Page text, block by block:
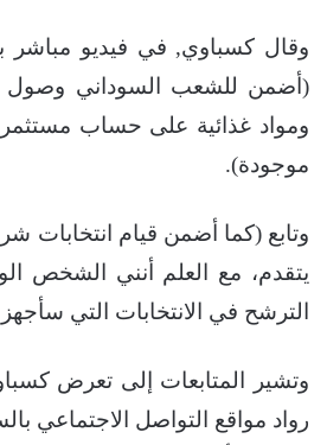
وقال كسباوي, في فيديو مباشر
(أضمن للشعب السوداني وصول
ومواد غذائية على حساب
موجودة).
وتابع (كما أضمن قيام انتخابات
يتقدم، مع العلم أنني الشخص
الترشح في الانتخابات التي سأجهز
وتشير المتابعات إلى تعرض
رواد مواقع التواصل الاجتماعي